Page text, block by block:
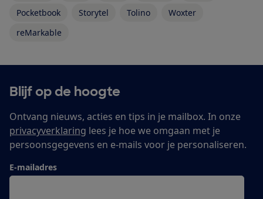
Pocketbook
Storytel Tolino
Woxter
reMarkable
Blijf op de hoogte
Ontvang nieuws, acties en tips in je mailbox. In onze
privacyverklaring lees je hoe we omgaan met je
persoonsgegevens en e-mails voor je personaliseren.
E-mailadres